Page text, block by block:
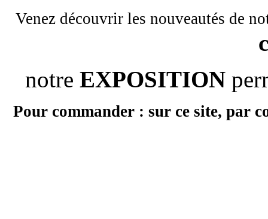
Venez découvrir les nouveautés de
notre EXPOSITION
Pour commander : sur ce site, par